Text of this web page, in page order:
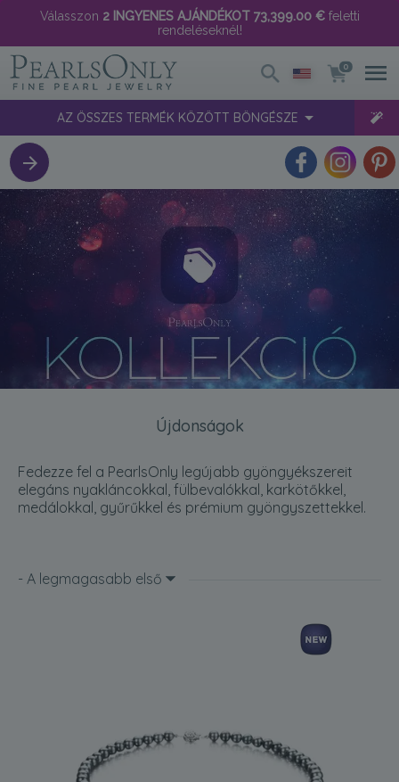
Válasszon 2 INGYENES AJÁNDÉKOT 73,399.00 €feletti
rendeléseknél!
0
AZ ÖSSZES TERMÉK KÖZÖTT BÖNGÉSZE
Újdonságok
Fedezze fel a PearlsOnly legújabb gyöngyékszereit
elegáns nyakláncokkal, fülbevalókkal, karkötőkkel,
medálokkal, gyűrűkkel és prémium gyöngyszettekkel.
- A legmagasabb első